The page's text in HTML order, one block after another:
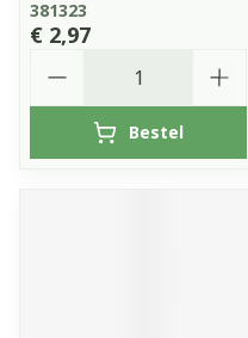
381323
€ 2,97
Bestel